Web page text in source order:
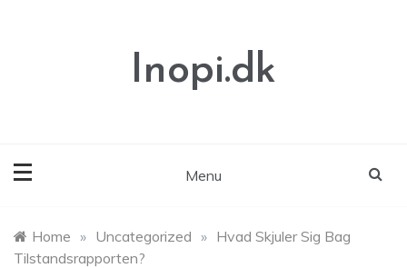
Inopi.dk
Menu
Home » Uncategorized » Hvad Skjuler Sig Bag
Tilstandsrapporten?